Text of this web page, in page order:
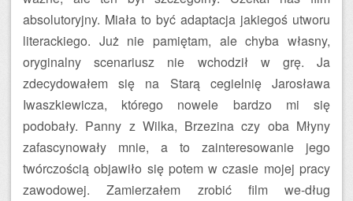
absolutoryjny. Miała to być adaptacja jakiegoś utworu
literackiego. Już nie pamiętam, ale chyba własny,
oryginalny scenariusz nie wchodził w grę. Ja
zdecydowałem się na Starą cegielnię Jarosława
Iwaszkiewicza, którego nowele bardzo mi się
podobały. Panny z Wilka, Brzezina czy oba Młyny
zafascynowały mnie, a to zainteresowanie jego
twórczością objawiło się potem w czasie mojej pracy
zawodowej. Zamierzałem zrobić film we-dług